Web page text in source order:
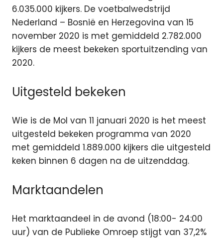
6.035.000 kijkers. De voetbalwedstrijd
Nederland – Bosnië en Herzegovina van 15
november 2020 is met gemiddeld 2.782.000
kijkers de meest bekeken sportuitzending van
2020.
Uitgesteld bekeken
Wie is de Mol van 11 januari 2020 is het meest
uitgesteld bekeken programma van 2020
met gemiddeld 1.889.000 kijkers die uitgesteld
keken binnen 6 dagen na de uitzenddag.
Marktaandelen
Het marktaandeel in de avond (18:00- 24:00
uur) van de Publieke Omroep stijgt van 37,2%